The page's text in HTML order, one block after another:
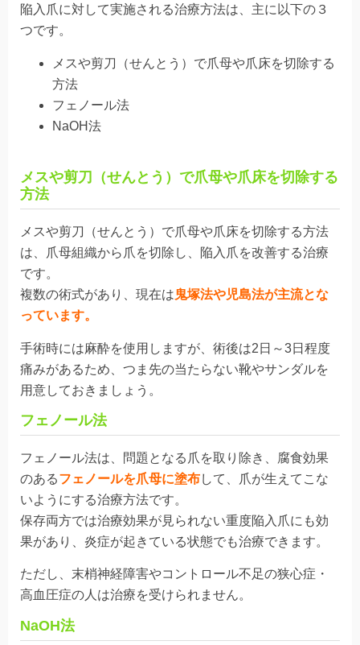
陥入爪に対して実施される治療方法は、主に以下の３
つです。
メスや剪刀（せんとう）で爪母や爪床を切除する
方法
フェノール法
NaOH法
メスや剪刀（せんとう）で爪母や爪床を切除する
方法
メスや剪刀（せんとう）で爪母や爪床を切除する方法
は、爪母組織から爪を切除し、陥入爪を改善する治療
です。
複数の術式があり、現在は鬼塚法や児島法が主流とな
っています。
手術時には麻酔を使用しますが、術後は2日～3日程度
痛みがあるため、つま先の当たらない靴やサンダルを
用意しておきましょう。
フェノール法
フェノール法は、問題となる爪を取り除き、腐食効果
のあるフェノールを爪母に塗布して、爪が生えてこな
いようにする治療方法です。
保存両方では治療効果が見られない重度陥入爪にも効
果があり、炎症が起きている状態でも治療できます。
ただし、末梢神経障害やコントロール不足の狭心症・
高血圧症の人は治療を受けられません。
NaOH法